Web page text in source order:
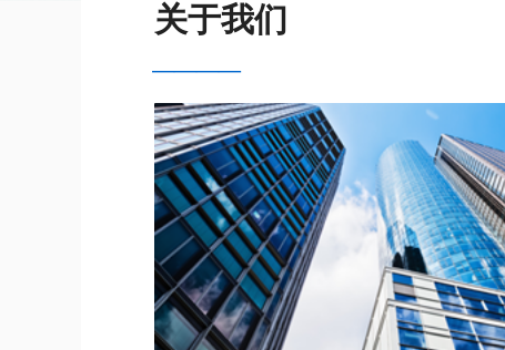
关于我们
————